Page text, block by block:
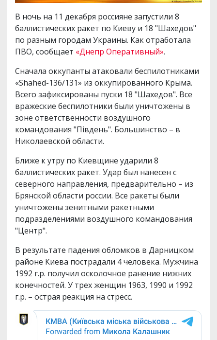
В ночь на 11 декабря россияне запустили 8
баллистических ракет по Киеву и 18 "Шахедов"
по разным городам Украины. Как отработала
ПВО, сообщает «Днепр Оперативный».
Сначала оккупанты атаковали беспилотниками
«Shahed-136/131» из оккупированного Крыма.
Всего зафиксированы пуски 18 "Шахедов". Все
вражеские беспилотники были уничтожены в
зоне ответственности воздушного
командования "Південь". Большинство – в
Николаевской области.
Ближе к утру по Киевщине ударили 8
баллистических ракет. Удар был нанесен с
северного направления, предварительно – из
Брянской области россии. Все ракеты были
уничтожены зенитными ракетными
подразделениями воздушного командования
"Центр".
В результате падения обломков в Дарницком
районе Киева пострадали 4 человека. Мужчина
1992 г.р. получил осколочное ранение нижних
конечностей. У трех женщин 1963, 1990 и 1992
г.р. – острая реакция на стресс.